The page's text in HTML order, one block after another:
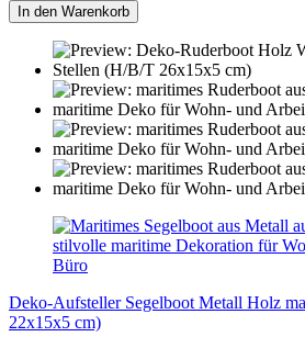
In den Warenkorb
Deko-Aufsteller Segelboot Metall Holz
22x15x5 cm)